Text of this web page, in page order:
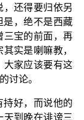
还得要归依另
，绝不是西藏
三宝的前面，再
实是喇嘛教，
大家应该要有这
讨论。
持好，而说他的
到晚在诽谤三